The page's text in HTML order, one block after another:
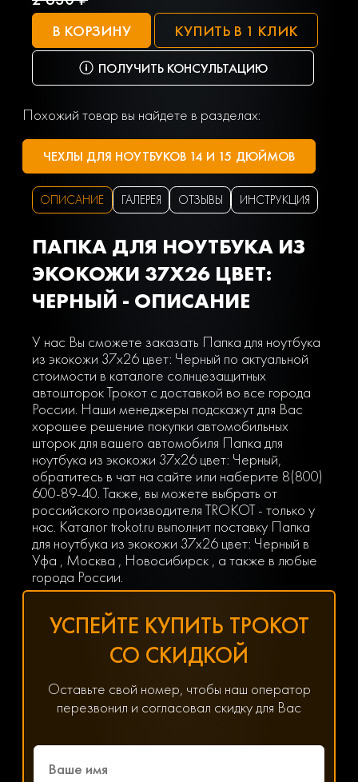
В КОРЗИНУ КУПИТЬ В 1 КЛИК
ПОЛУЧИТЬ КОНСУЛЬТАЦИЮ
Похожий товар вы найдете в разделах:
ЧЕХЛЫ ДЛЯ НОУТБУКОВ 14 И 15 ДЮЙМОВ
ОПИСАНИЕ ГАЛЕРЕЯ ОТЗЫВЫ ИНСТРУКЦИЯ
ПАПКА ДЛЯ НОУТБУКА ИЗ
ЭКОКОЖИ 37Х26 ЦВЕТ:
ЧЕРНЫЙ - ОПИСАНИЕ
У нас Вы сможете заказать Папка для ноутбука
из экокожи 37х26 цвет: Черный по актуальной
стоимости в каталоге солнцезащитных
автошторок Трокот с доставкой во все города
России. Наши менеджеры подскажут для Вас
хорошее решение покупки автомобильных
шторок для вашего автомобиля Папка для
ноутбука из экокожи 37х26 цвет: Черный,
обратитесь в чат на сайте или наберите 8(800)
600-89-40. Также, вы можете выбрать от
российского производителя TROKOT - только у
нас. Каталог trokot.ru выполнит поставку Папка
для ноутбука из экокожи 37х26 цвет: Черный в
Уфа , Москва , Новосибирск , а также в любые
города России.
УСПЕЙТЕ КУПИТЬ ТРОКОТ
СО СКИДКОЙ
Оставьте свой номер, чтобы наш оператор
перезвонил и согласовал скидку для Вас